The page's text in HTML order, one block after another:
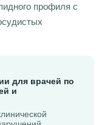
профиля с
для врачей по
и